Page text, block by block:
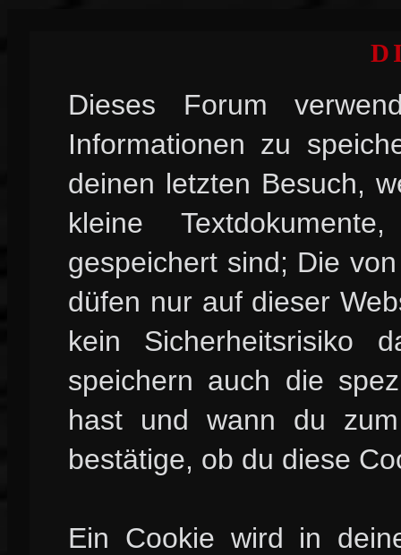
Dieses Forum
Informationen zu
deinen letzten Besuch,
kleine
gespeichert sind; Die
düfen nur auf dieser
kein Sicherheitsrisiko
speichern auch die
hast und wann du
bestätige, ob du diese
Ein Cookie wird in